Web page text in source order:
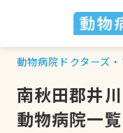
動物病院ドクターズ
南秋田郡井
動物病院一覧